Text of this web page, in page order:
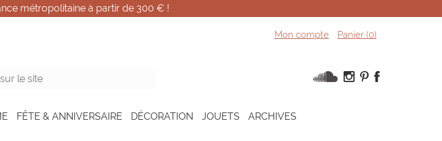
métropolitaine à partir de 300 € !
Mon compte Panier (0)
FÊTE & ANNIVERSAIRE DÉCORATION JOUETS ARCHIVES